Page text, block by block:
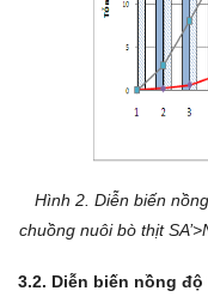
Hình 2. Diễn biến
chuồng nuôi bò thịt
3.2. Diễn biến nồng độ